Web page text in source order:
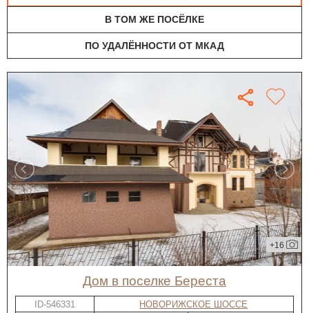
В ТОМ ЖЕ ПОСЁЛКЕ
ПО УДАЛЁННОСТИ ОТ МКАД
+16
дом в поселке Береста
ID-546331
НОВОРИЖСКОЕ ШОССЕ